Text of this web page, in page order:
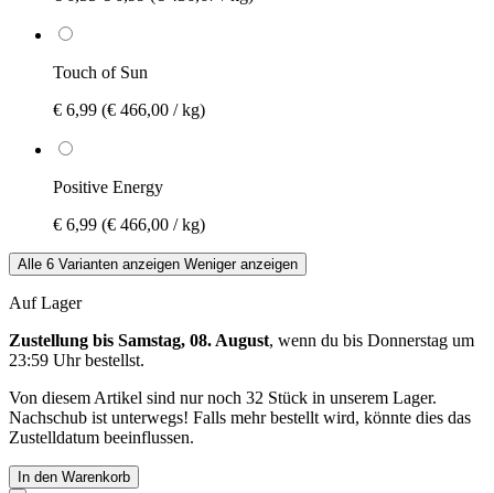
Touch of Sun
€ 6,99 (€ 466,00 / kg)
Positive Energy
€ 6,99 (€ 466,00 / kg)
Alle 6 Varianten anzeigen Weniger anzeigen
Auf Lager
Zustellung bis Samstag, 08. August, wenn du bis Donnerstag um
23:59 Uhrbestellst.
Von diesem Artikel sind nur noch 32 Stück in unserem Lager.
Nachschub ist unterwegs! Falls mehr bestellt wird, könnte dies das
Zustelldatum beeinflussen.
In den Warenkorb